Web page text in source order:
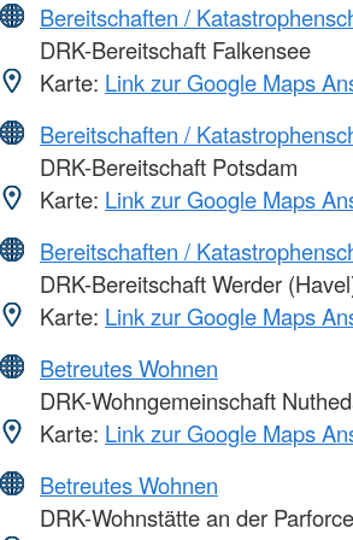
Bereitschaften /
DRK-Bereitschaft Falkensee
Karte: Link zur Google Maps
Bereitschaften /
DRK-Bereitschaft Potsdam
Karte: Link zur Google Maps
Bereitschaften /
DRK-Bereitschaft Werder
Karte: Link zur Google Maps
Betreutes Wohnen
DRK-Wohngemeinschaft
Karte: Link zur Google Maps
Betreutes Wohnen
DRK-Wohnstätte an der